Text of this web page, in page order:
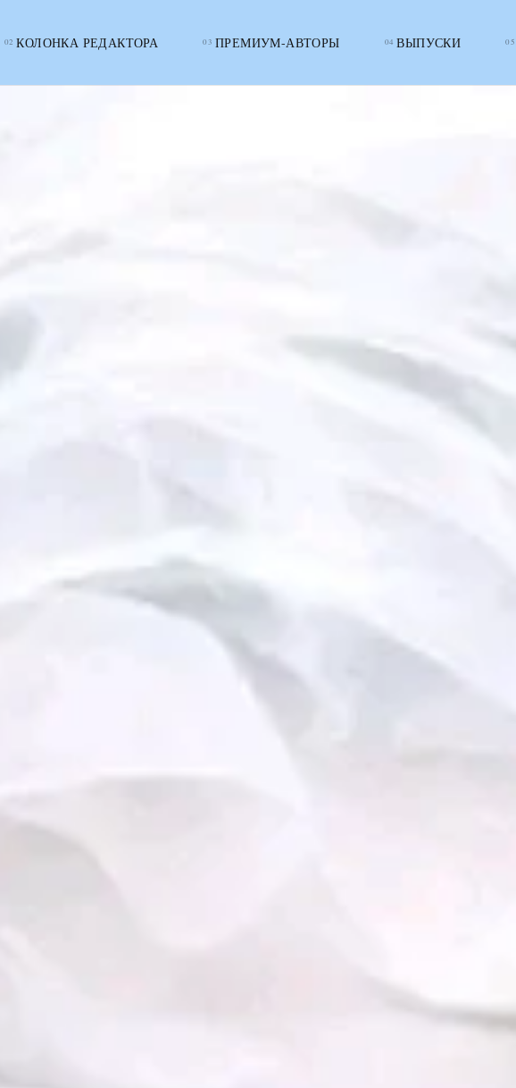
КОЛОНКА РЕДАКТОРА ПРЕМИУМ-АВТОРЫ ВЫПУСКИ